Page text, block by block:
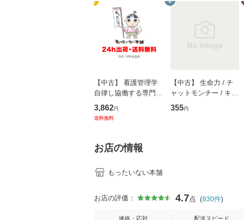
【中古】 看護管理学
自律し協働する専門職
の看護マネジメントス
キル 改訂第3版 (看護
堂 [単行
3,862円
送料無料
【中古】 生命力 / チ
ャットモンチー / キュ
ーンレコード [CD]
【メール便送料無料】
355円
お店の情報
もったいない本舗
お店の評価： 4.7点 (830件)